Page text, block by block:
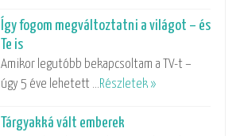
Így fogom megváltoztatni a világot – és
Te is
Amikor legutóbb bekapcsoltam a TV-t –
úgy 5 éve lehetett …Részletek »
Tárgyakká vált emberek